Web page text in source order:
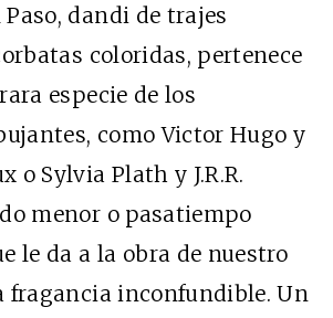
dandi de trajes
coloridas, pertenece
especie de los
como Victor Hugo y
o Sylvia Plath y J.R.R.
menor o pasatiempo
le da a la obra de nuestro
fragancia inconfundible. Un